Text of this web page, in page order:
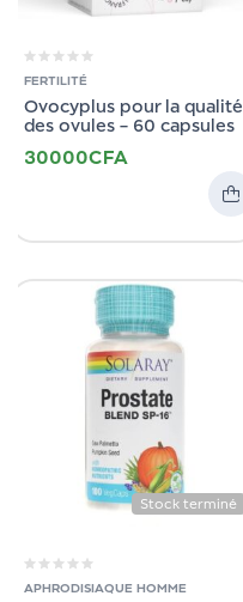
FERTILITÉ
Ovocyplus pour la qualité
des ovules – 60 capsules
30000CFA
Stock terminé
APHRODISIAQUE HOMME